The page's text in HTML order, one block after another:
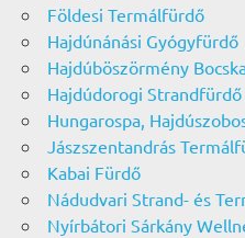
Földesi Termálfürdő
Hajdúnánási Gyógyfürdő
Hajdúböszörmény
Hajdúdorogi Strandfürdő
Hungarospa,
Jászszentandrás
Kabai Fürdő
Nádudvari Strand- és
Nyírbátori Sárkány